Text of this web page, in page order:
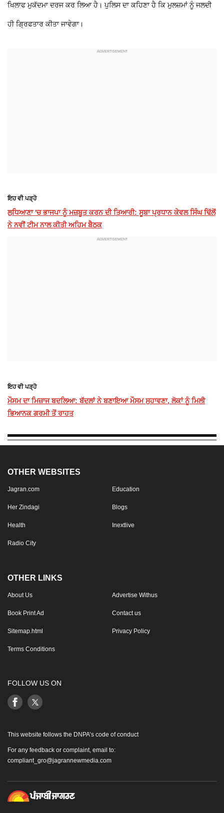
ਖਿਲਾਫ ਮੁਕੱਦਮਾ ਦਰਜ ਕਰ ਲਿਆ ਹੈ। ਪੁਲਿਸ ਦਾ ਕਹਿਣਾ ਹੈ ਕਿ ਮੁਲਜ਼ਮਾਂ ਨੂੰ ਜਲਦੀ
ਹੀ ਗ੍ਰਿਫਤਾਰ ਕੀਤਾ ਜਾਵੇਗਾ।
ਇਹ ਵੀ ਪੜ੍ਹੋ
ਲੁਧਿਆਣਾ 'ਚ ਭਾਜਪਾ ਨੂੰ ਮਜ਼ਬੂਤ ਕਰਨ ਦੀ ਤਿਆਰੀ: ਸੂਬਾ ਪ੍ਰਧਾਨ ਕੇਵਲ ਸਿੰਘ ਢਿੱਲੋਂ
ਨੇ ਨਵੀਂ ਟੀਮ ਨਾਲ ਕੀਤੀ ਅਹਿਮ ਬੈਠਕ
ਇਹ ਵੀ ਪੜ੍ਹੋ
ਮੌਸਮ ਦਾ ਮਿਜ਼ਾਜ ਬਦਲਿਆ: ਬੱਦਲਾਂ ਨੇ ਬਣਾਇਆ ਮੌਸਮ ਸੁਹਾਵਣਾ, ਲੋਕਾਂ ਨੂੰ ਮਿਲੀ
ਭਿਆਨਕ ਗਰਮੀ ਤੋਂ ਰਾਹਤ
OTHER WEBSITES
Jagran.com Education
Her Zindagi Blogs
Health Inextlive
Radio City
OTHER LINKS
About Us Advertise Withus
Book Print Ad Contact us
Sitemap.html Privacy Policy
Terms Conditions
FOLLOW US ON
This website follows the DNPA’s code of conduct
For any feedback or complaint, email to:
compliant_gro@jagrannewmedia.com